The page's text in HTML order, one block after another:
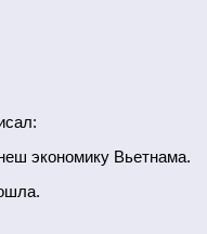
экономику Вьетнама.